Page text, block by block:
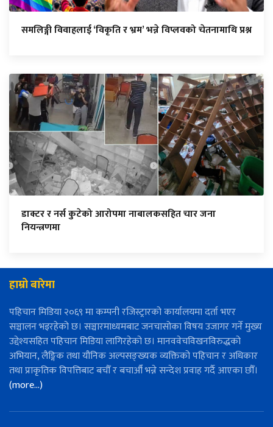
समलिङ्गी विवाहलाई ‘विकृति र भ्रम’ भन्ने विप्लवको चेतनामाथि प्रश्न
डाक्टर र नर्स कुटेको आरोपमा नाबालकसहित चार जना
नियन्त्रणमा
हाम्रो बारेमा
पहिचान मिडिया २०६९ मा कम्पनी रजिस्ट्रारको कार्यालयमा दर्ता भएर
सञ्चालन भइरहेको छ। सञ्चारमाध्यमबाट जनचासोका विषय उजागर गर्ने मुख्य
उद्देश्यसहित पहिचान मिडिया लागिरहेको छ। मानववेचविखनविरुद्धको
अभियान, लैङ्गिक तथा यौनिक अल्पसङ्ख्यक व्यक्तिको पहिचान र अधिकार
तथा प्राकृतिक विपत्तिबाट बचौँ र बचाऔँ भन्ने सन्देश प्रवाह गर्दै आएका छौँ।
(more…)